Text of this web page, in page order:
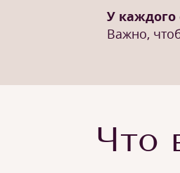
У каждого
Важно,
Что